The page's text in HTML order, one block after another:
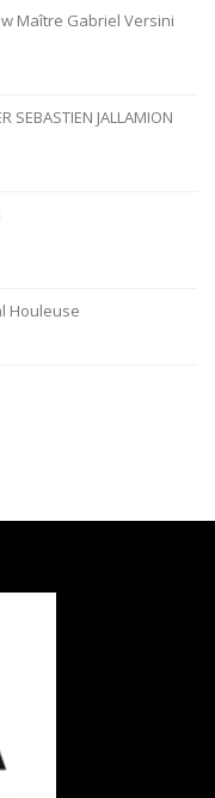
Maître Gabriel Versini
SEBASTIEN JALLAMION
Houleuse